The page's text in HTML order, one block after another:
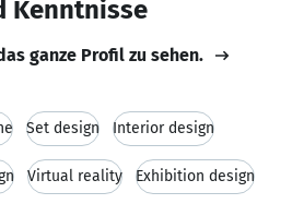
Kenntnisse
ganze Profil zu sehen.
Set design Interior design
Virtual reality Exhibition design